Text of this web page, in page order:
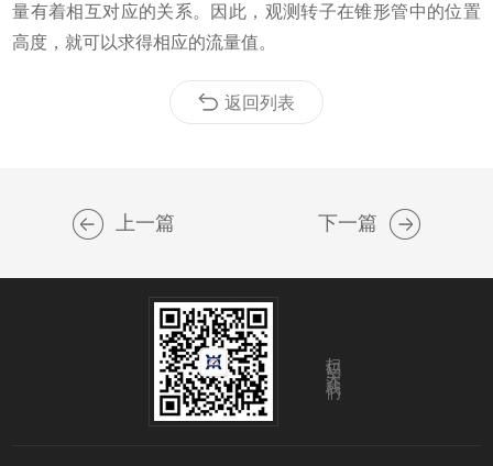
量有着相互对应的关系。因此，观测转子在锥形管中的位置
高度，就可以求得相应的流量值。
返回列表
上一篇 下一篇
扫码关注我们